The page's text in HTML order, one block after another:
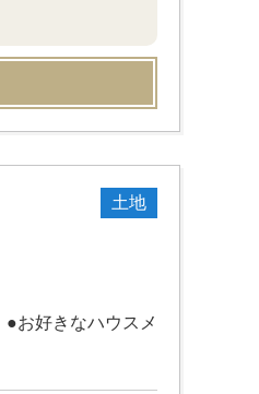
土地
お好きなハウスメ